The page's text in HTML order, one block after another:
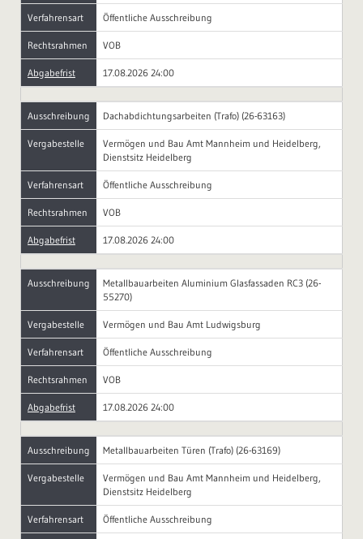
Verfahrensart Öffentliche Ausschreibung
Rechtsrahmen VOB
Abgabefrist 17.08.2026 24:00
Ausschreibung Dachabdichtungsarbeiten (Trafo) (26-63163)
Vergabestelle
Vermögen und Bau Amt Mannheim und Heidelberg,
Dienstsitz Heidelberg
Verfahrensart Öffentliche Ausschreibung
Rechtsrahmen VOB
Abgabefrist 17.08.2026 24:00
Ausschreibung
Metallbauarbeiten Aluminium Glasfassaden RC3 (26-
55270)
Vergabestelle Vermögen und Bau Amt Ludwigsburg
Verfahrensart Öffentliche Ausschreibung
Rechtsrahmen VOB
Abgabefrist 17.08.2026 24:00
Ausschreibung Metallbauarbeiten Türen (Trafo) (26-63169)
Vergabestelle
Vermögen und Bau Amt Mannheim und Heidelberg,
Dienstsitz Heidelberg
Verfahrensart Öffentliche Ausschreibung